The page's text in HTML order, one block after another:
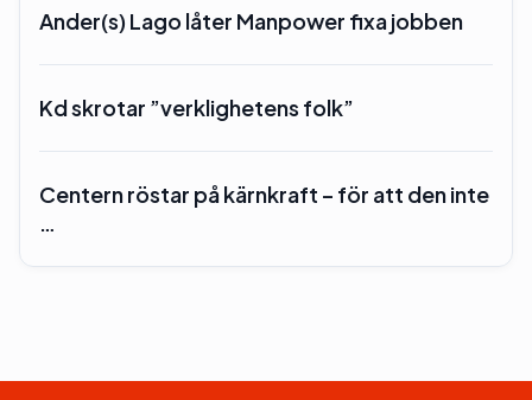
Ander(s) Lago låter Manpower fixa jobben
Kd skrotar ”verklighetens folk”
Centern röstar på kärnkraft – för att den inte
…